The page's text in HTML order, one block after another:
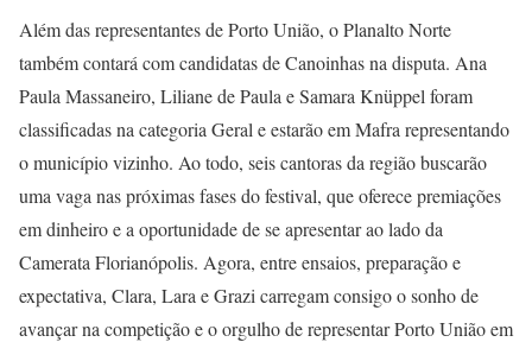
Além das representantes de Porto União, o Planalto Norte
também contará com candidatas de Canoinhas na disputa. Ana
Paula Massaneiro, Liliane de Paula e Samara Knüppel foram
classificadas na categoria Geral e estarão em Mafra representando
o município vizinho. Ao todo, seis cantoras da região buscarão
uma vaga nas próximas fases do festival, que oferece premiações
em dinheiro e a oportunidade de se apresentar ao lado da
Camerata Florianópolis. Agora, entre ensaios, preparação e
expectativa, Clara, Lara e Grazi carregam consigo o sonho de
avançar na competição e o orgulho de representar Porto União em